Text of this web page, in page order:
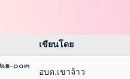
เขียนโดย
๑-๐๐๓
อบต.เขาจ้าว